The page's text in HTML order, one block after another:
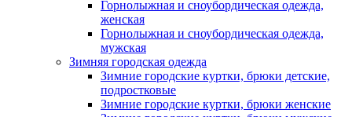
Горнолыжная и сноубордическая одежда,
женская
Горнолыжная и сноубордическая одежда,
мужская
Зимняя городская одежда
Зимние городские куртки, брюки детские,
подростковые
Зимние городские куртки, брюки женские